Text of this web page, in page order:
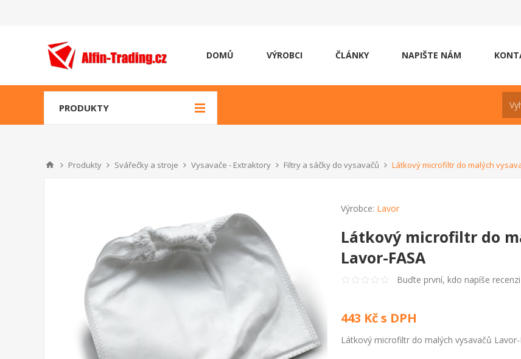
DOMŮ VÝROBCI ČLÁNKY NAPIŠTE NÁM
PRODUKTY
Produkty Svářečky a stroje Vysavače - Extraktory Filtry a sáčky do vysavačů Látkový microfiltr do malých
Výrobce: Lavor
Látkový microfiltr do
Lavor-FASA
Buďte první, kdo napíše
443 Kč s DPH
Látkový microfiltr do malých vysavačů Lavor-